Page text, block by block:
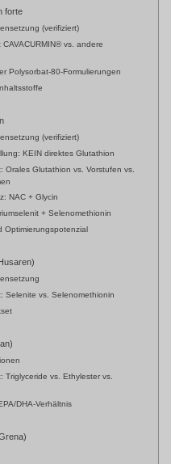
forte
(verifiziert)
vs. andere
Polysorbat-80-Formulierungen
(verifiziert)
KEIN direktes Glutathion
Orales Glutathion vs. Vorstufen vs.
NAC + Glycin
+ Selenomethionin
Optimierungspotenzial
Selenite vs. Selenomethionin
Triglyceride vs. Ethylester vs.
DHA-Verhältnis